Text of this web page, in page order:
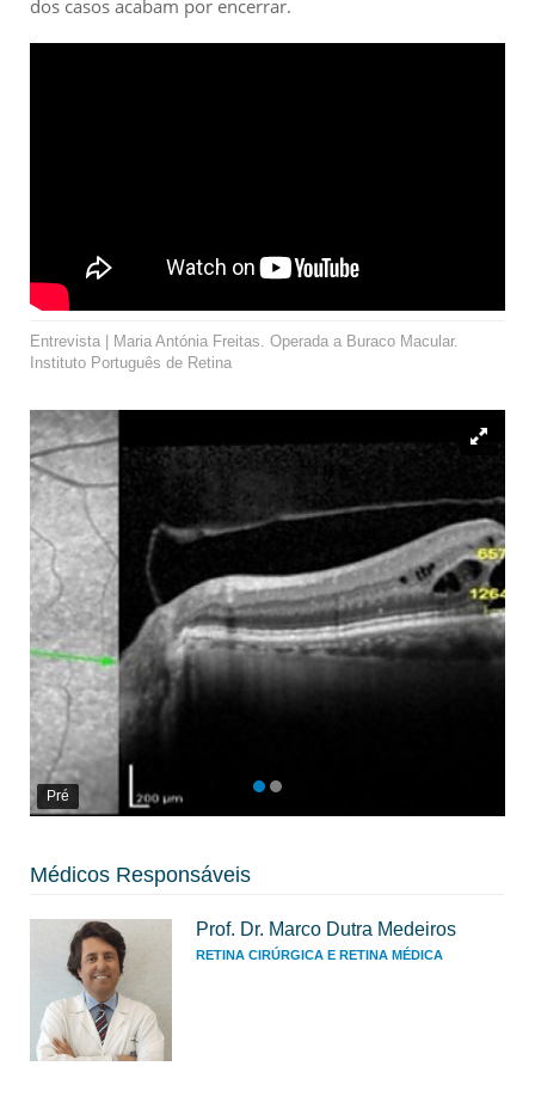
dos casos acabam por encerrar.
Entrevista | Maria Antónia Freitas. Operada a Buraco Macular.
Instituto Português de Retina
Pré
Médicos Responsáveis
Prof. Dr. Marco Dutra Medeiros
RETINA CIRÚRGICA E RETINA MÉDICA